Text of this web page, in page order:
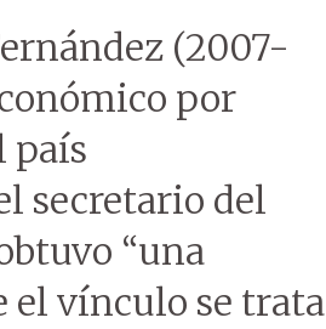
(2007-
por
país
secretario del
“una
el vínculo se trata